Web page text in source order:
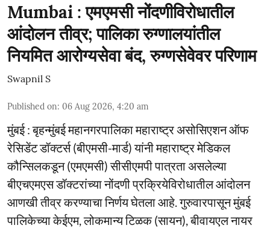
Mumbai : एमएमसी नोंदणीविरोधातील
आंदोलन तीव्र; पालिका रुग्णालयांतील
नियमित आरोग्यसेवा बंद, रुग्णसेवेवर परिणाम
Swapnil S
Published on: 06 Aug 2026, 4:20 am
मुंबई : बृहन्मुंबई महानगरपालिका महाराष्ट्र असोसिएशन ऑफ
रेसिडेंट डॉक्टर्स (बीएमसी-मार्ड) यांनी महाराष्ट्र मेडिकल
कौन्सिलकडून (एमएमसी) सीसीएमपी पात्रता असलेल्या
बीएचएमएस डॉक्टरांच्या नोंदणी प्रक्रियेविरोधातील आंदोलन
आणखी तीव्र करण्याचा निर्णय घेतला आहे. गुरुवारपासून मुंबई
पालिकेच्या केईएम, लोकमान्य टिळक (सायन), बीवायएल नायर